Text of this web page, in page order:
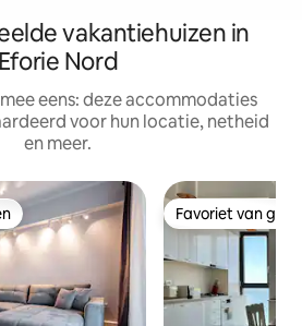
vakantiehuizen in
Eforie Nord
eens: deze accommodaties
voor hun locatie, netheid
en meer.
Favoriet van
Favoriet van